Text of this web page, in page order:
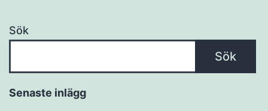
Sök
Sök
Senaste inlägg